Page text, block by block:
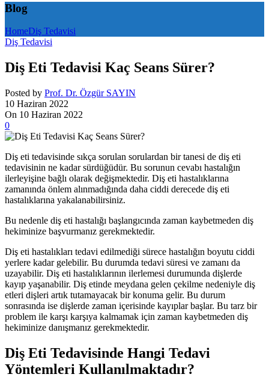
Blog
HomeDiş Tedavisi
Diş Tedavisi
Diş Eti Tedavisi Kaç Seans Sürer?
Posted by Prof. Dr. Özgür SAYIN
10 Haziran 2022
On 10 Haziran 2022
0
Diş eti tedavisinde sıkça sorulan sorulardan bir tanesi de diş eti
tedavisinin ne kadar sürdüğüdür. Bu sorunun cevabı hastalığın
ilerleyişine bağlı olarak değişmektedir. Diş eti hastalıklarına
zamanında önlem alınmadığında daha ciddi derecede diş eti
hastalıklarına yakalanabilirsiniz.
Bu nedenle diş eti hastalığı başlangıcında zaman kaybetmeden diş
hekiminize başvurmanız gerekmektedir.
Diş eti hastalıkları tedavi edilmediği sürece hastalığın boyutu ciddi
yerlere kadar gelebilir. Bu durumda tedavi süresi ve zamanı da
uzayabilir. Diş eti hastalıklarının ilerlemesi durumunda dişlerde
kayıp yaşanabilir. Diş etinde meydana gelen çekilme nedeniyle diş
etleri dişleri artık tutamayacak bir konuma gelir. Bu durum
sonrasında ise dişlerde zaman içerisinde kayıplar başlar. Bu tarz bir
problem ile karşı karşıya kalmamak için zaman kaybetmeden diş
hekiminize danışmanız gerekmektedir.
Diş Eti Tedavisinde Hangi Tedavi
Yöntemleri Kullanılmaktadır?